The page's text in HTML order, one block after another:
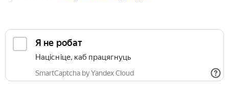
Я не робат
Націсніце, каб працягнуць
SmartCaptcha by Yandex Cloud